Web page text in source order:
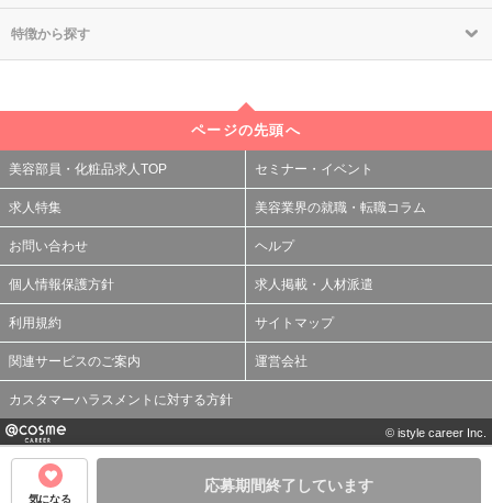
気になる
応募期間終了しています
特徴から探す
ページの先頭へ
美容部員・化粧品求人TOP セミナー・イベント
求人特集 美容業界の就職・転職コラム
お問い合わせ ヘルプ
個人情報保護方針 求人掲載・人材派遣
利用規約 サイトマップ
関連サービスのご案内 運営会社
カスタマーハラスメントに対する方針
© istyle career Inc.